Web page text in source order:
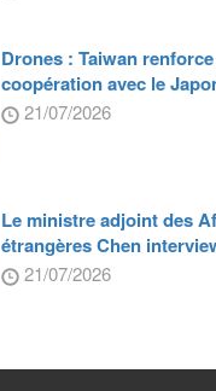
Drones : Taiwan
coopération avec le
21/07/2026
Le ministre adjoint des
étrangères Chen
21/07/2026